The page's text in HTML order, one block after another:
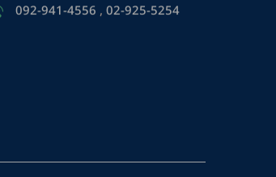
092-941-4556 ,02-925-5254